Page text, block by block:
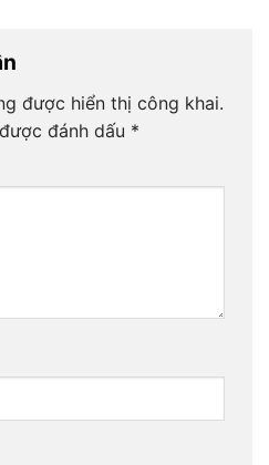
được hiển thị công khai.
đánh dấu *